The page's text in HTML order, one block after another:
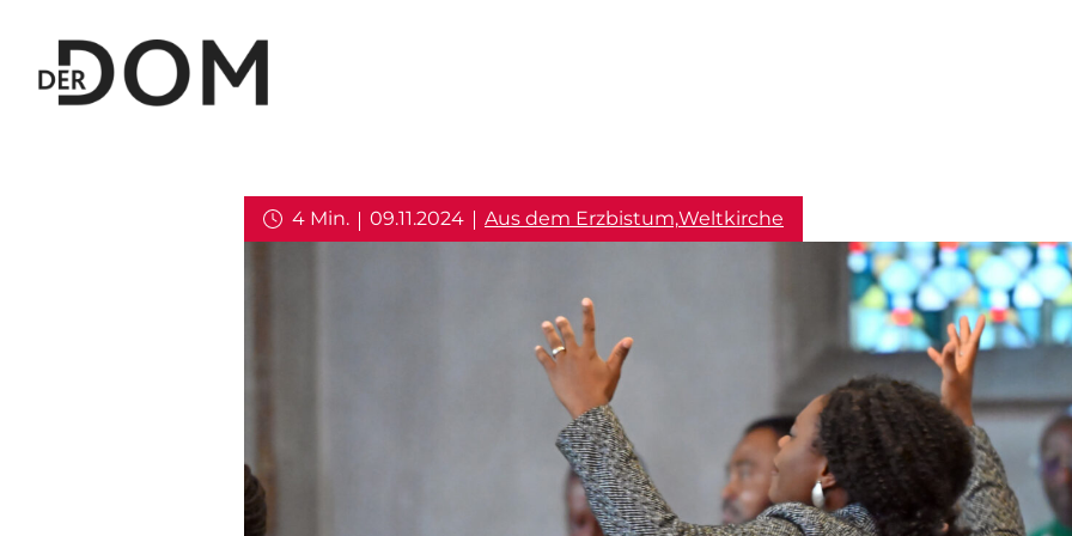
4 Min. 09.11.2024 Aus dem Erzbistum,Weltkirche